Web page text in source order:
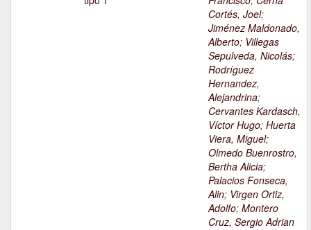
Cortés, Joel;
Jiménez Maldonado,
Alberto; Villegas
Sepulveda, Nicolás;
Rodríguez
Hernandez,
Alejandrina;
Cervantes Kardasch,
Víctor Hugo; Huerta
Viera, Miguel;
Olmedo Buenrostro,
Bertha Alicia;
Palacios Fonseca,
Alin; Virgen Ortiz,
Adolfo; Montero
Cruz, Sergio Adrian